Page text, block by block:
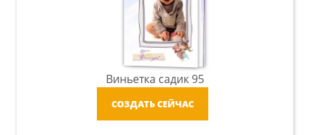
Виньетка садик 95
СОЗДАТЬ СЕЙЧАС